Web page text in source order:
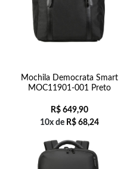
Mochila Democrata Smart
MOC11901-001 Preto
R$649,90
10x de R$68,24